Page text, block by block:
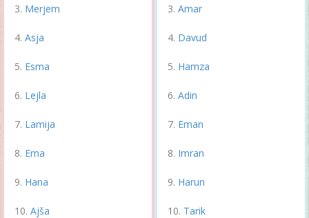
Merjem
Asja
Esma
Lejla
Lamija
Ema
Hana
Ajša
Amar
Davud
Hamza
Adin
Eman
Imran
Harun
Tarik